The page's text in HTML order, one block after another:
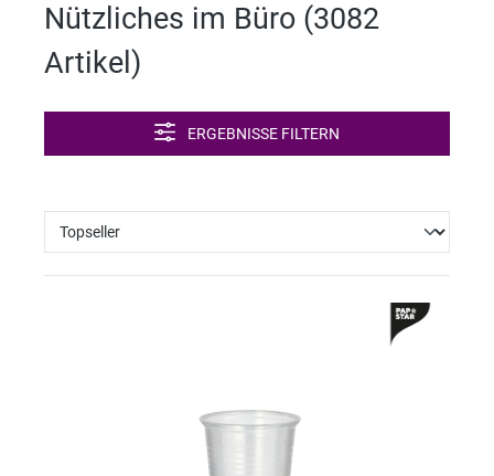
Nützliches im Büro (3082
Artikel )
ERGEBNISSE FILTERN